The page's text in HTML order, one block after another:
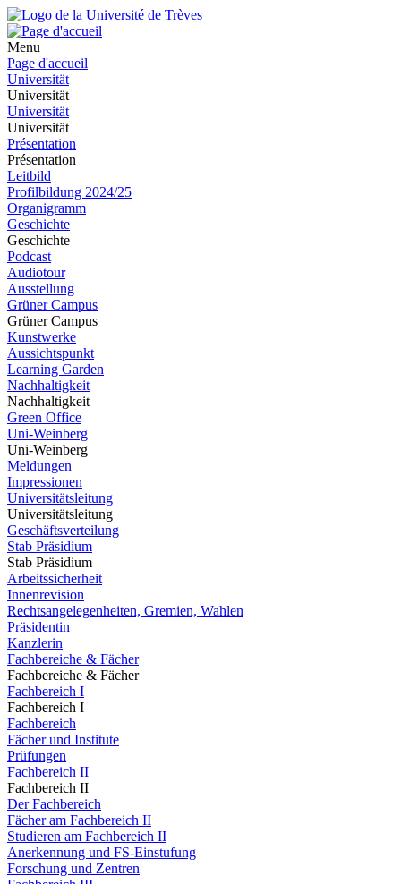
Menu
Page d'accueil
Universität
Universität
Universität
Universität
Présentation
Présentation
Leitbild
Profilbildung 2024/25
Organigramm
Geschichte
Geschichte
Podcast
Audiotour
Ausstellung
Grüner Campus
Grüner Campus
Kunstwerke
Aussichtspunkt
Learning Garden
Nachhaltigkeit
Nachhaltigkeit
Green Office
Uni-Weinberg
Uni-Weinberg
Meldungen
Impressionen
Universitätsleitung
Universitätsleitung
Geschäftsverteilung
Stab Präsidium
Stab Präsidium
Arbeitssicherheit
Innenrevision
Rechtsangelegenheiten, Gremien, Wahlen
Präsidentin
Kanzlerin
Fachbereiche & Fächer
Fachbereiche & Fächer
Fachbereich I
Fachbereich I
Fachbereich
Fächer und Institute
Prüfungen
Fachbereich II
Fachbereich II
Der Fachbereich
Fächer am Fachbereich II
Studieren am Fachbereich II
Anerkennung und FS-Einstufung
Forschung und Zentren